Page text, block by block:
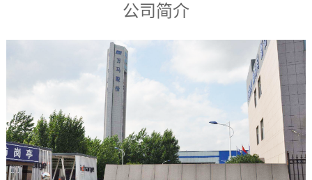
公司简介